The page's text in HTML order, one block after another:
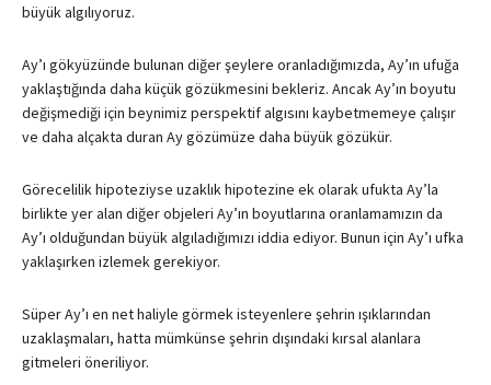
büyük algılıyoruz.
Ay’ı gökyüzünde bulunan diğer şeylere oranladığımızda, Ay’ın ufuğa
yaklaştığında daha küçük gözükmesini bekleriz. Ancak Ay’ın boyutu
değişmediği için beynimiz perspektif algısını kaybetmemeye çalışır
ve daha alçakta duran Ay gözümüze daha büyük gözükür.
Görecelilik hipoteziyse uzaklık hipotezine ek olarak ufukta Ay’la
birlikte yer alan diğer objeleri Ay’ın boyutlarına oranlamamızın da
Ay’ı olduğundan büyük algıladığımızı iddia ediyor. Bunun için Ay’ı ufka
yaklaşırken izlemek gerekiyor.
Süper Ay’ı en net haliyle görmek isteyenlere şehrin ışıklarından
uzaklaşmaları, hatta mümkünse şehrin dışındaki kırsal alanlara
gitmeleri öneriliyor.